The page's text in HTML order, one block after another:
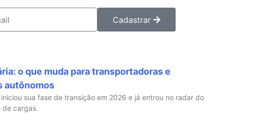
Cadastrar
o que muda para transportadoras e
autônomos
sua fase de transição em 2026 e já entrou no radar do
de cargas.